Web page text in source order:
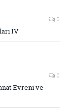
0
IV
0
Evreni ve